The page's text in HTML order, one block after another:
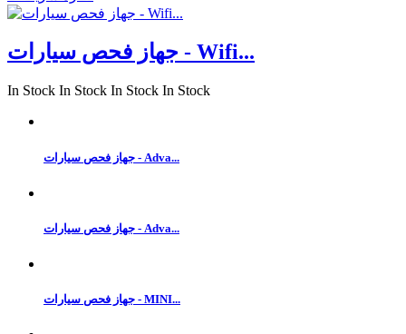
جهاز فحص سيارات - Wifi...
In Stock In Stock In Stock In Stock
جهاز فحص سيارات - Adva...
جهاز فحص سيارات - Adva...
جهاز فحص سيارات - MINI...